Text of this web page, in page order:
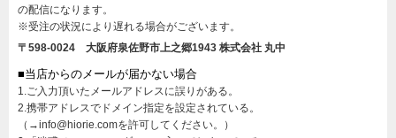
の配信になります。
※受注の状況により遅れる場合がございます。
〒598-0024 大阪府泉佐野市上之郷1943 株式会社 丸中
■当店からのメールが届かない場合
1.ご入力頂いたメールアドレスに誤りがある。
2.携帯アドレスでドメイン指定を設定されている。
（→info@hiorie.comを許可してください。）